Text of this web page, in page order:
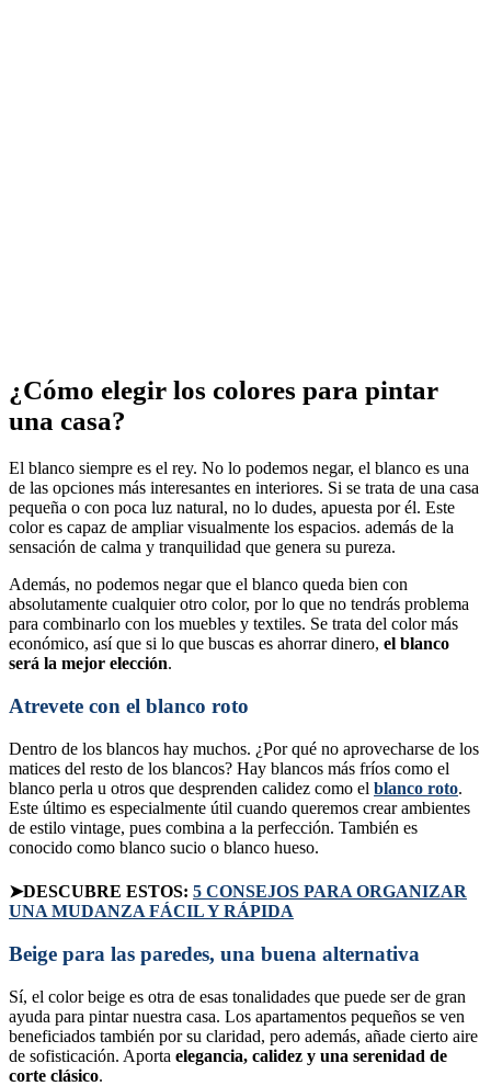
¿Cómo elegir los colores para pintar
una casa?
El blanco siempre es el rey. No lo podemos negar, el blanco es una
de las opciones más interesantes en interiores. Si se trata de una casa
pequeña o con poca luz natural, no lo dudes, apuesta por él. Este
color es capaz de ampliar visualmente los espacios. además de la
sensación de calma y tranquilidad que genera su pureza.
Además, no podemos negar que el blanco queda bien con
absolutamente cualquier otro color, por lo que no tendrás problema
para combinarlo con los muebles y textiles. Se trata del color más
económico, así que si lo que buscas es ahorrar dinero, el blanco
será la mejor elección.
Atrevete con el blanco roto
Dentro de los blancos hay muchos. ¿Por qué no aprovecharse de los
matices del resto de los blancos? Hay blancos más fríos como el
blanco perla u otros que desprenden calidez como el blanco roto.
Este último es especialmente útil cuando queremos crear ambientes
de estilo vintage, pues combina a la perfección. También es
conocido como blanco sucio o blanco hueso.
➤DESCUBRE ESTOS: 5 CONSEJOS PARA ORGANIZAR
UNA MUDANZA FÁCIL Y RÁPIDA
Beige para las paredes, una buena alternativa
Sí, el color beige es otra de esas tonalidades que puede ser de gran
ayuda para pintar nuestra casa. Los apartamentos pequeños se ven
beneficiados también por su claridad, pero además, añade cierto aire
de sofisticación. Aporta elegancia, calidez y una serenidad de
corte clásico.